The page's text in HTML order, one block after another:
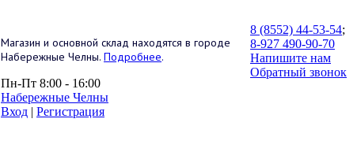
Магазин и основной склад находятся в городе
Набережные Челны. Подробнее.
Пн-Пт 8:00 - 16:00
Набережные Челны
Вход | Регистрация
8 (8552) 44-53-54;
8-927 490-90-70
Напишите нам
Обратный звонок